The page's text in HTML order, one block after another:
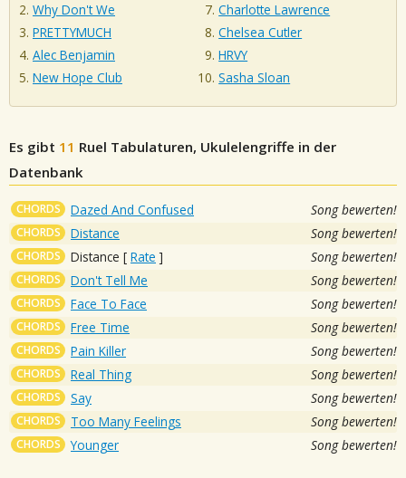
Why Don't We
PRETTYMUCH
Alec Benjamin
New Hope Club
Charlotte Lawrence
Chelsea Cutler
HRVY
Sasha Sloan
Es gibt 11 Ruel Tabulaturen, Ukulelengriffe in der
Datenbank
CHORDS Dazed And Confused Song bewerten!
CHORDS Distance Song bewerten!
CHORDS Distance [ Rate ] Song bewerten!
CHORDS Don't Tell Me Song bewerten!
CHORDS Face To Face Song bewerten!
CHORDS Free Time Song bewerten!
CHORDS Pain Killer Song bewerten!
CHORDS Real Thing Song bewerten!
CHORDS Say Song bewerten!
CHORDS Too Many Feelings Song bewerten!
CHORDS Younger Song bewerten!